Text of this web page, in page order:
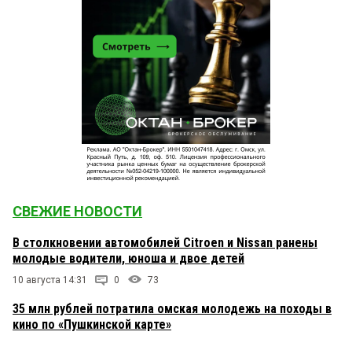
СВЕЖИЕ НОВОСТИ
В столкновении автомобилей Citroen и Nissan ранены
молодые водители, юноша и двое детей
10 августа 14:31 0 73
35 млн рублей потратила омская молодежь на походы в
кино по «Пушкинской карте»